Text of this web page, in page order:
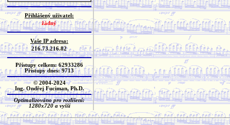
Přihlášený uživatel:
žádný
Vaše IP adresa:
216.73.216.82
Přístupy celkem: 62933286
Přístupy dnes: 9713
© 2004-2024
Ing. Ondřej Fuciman, Ph.D.
Optimalizováno pro rozlišení:
1280x720 a vyšší